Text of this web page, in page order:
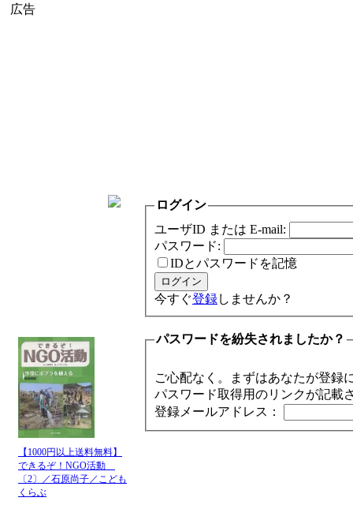
広告
【1000円以上送料無料】
できるぞ！NGO活動
〔2〕／石原尚子／こども
くらぶ
ログイン
ユーザID または E-mail:
パスワード:
IDとパスワードを記憶
今すぐ登録しませんか？
パスワードを紛失されましたか？
ご心配なく。まずはあなたが登録
パスワード取得用のリンクが記載
登録メールアドレス：